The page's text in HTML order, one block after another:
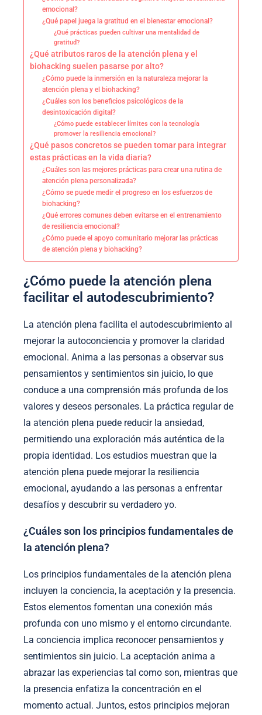
emocional?
¿Qué papel juega la gratitud en el bienestar emocional?
¿Qué prácticas pueden cultivar una mentalidad de
gratitud?
¿Qué atributos raros de la atención plena y el
biohacking suelen pasarse por alto?
¿Cómo puede la inmersión en la naturaleza mejorar la
atención plena y el biohacking?
¿Cuáles son los beneficios psicológicos de la
desintoxicación digital?
¿Cómo puede establecer límites con la tecnología
promover la resiliencia emocional?
¿Qué pasos concretos se pueden tomar para integrar
estas prácticas en la vida diaria?
¿Cuáles son las mejores prácticas para crear una rutina de
atención plena personalizada?
¿Cómo se puede medir el progreso en los esfuerzos de
biohacking?
¿Qué errores comunes deben evitarse en el entrenamiento
de resiliencia emocional?
¿Cómo puede el apoyo comunitario mejorar las prácticas
de atención plena y biohacking?
¿Cómo puede la atención plena
facilitar el autodescubrimiento?
La atención plena facilita el autodescubrimiento al
mejorar la autoconciencia y promover la claridad
emocional. Anima a las personas a observar sus
pensamientos y sentimientos sin juicio, lo que
conduce a una comprensión más profunda de los
valores y deseos personales. La práctica regular de
la atención plena puede reducir la ansiedad,
permitiendo una exploración más auténtica de la
propia identidad. Los estudios muestran que la
atención plena puede mejorar la resiliencia
emocional, ayudando a las personas a enfrentar
desafíos y descubrir su verdadero yo.
¿Cuáles son los principios fundamentales de
la atención plena?
Los principios fundamentales de la atención plena
incluyen la conciencia, la aceptación y la presencia.
Estos elementos fomentan una conexión más
profunda con uno mismo y el entorno circundante.
La conciencia implica reconocer pensamientos y
sentimientos sin juicio. La aceptación anima a
abrazar las experiencias tal como son, mientras que
la presencia enfatiza la concentración en el
momento actual. Juntos, estos principios mejoran